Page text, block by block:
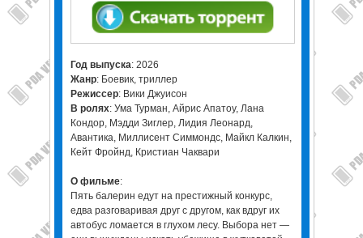
Год выпуска: 2026
Жанр: Боевик, триллер
Режиссер: Вики Джуисон
В ролях: Ума Турман, Айрис Апатоу, Лана
Кондор, Мэдди Зиглер, Лидия Леонард,
Авантика, Миллисент Симмондс, Майкл Калкин,
Кейт Фройнд, Кристиан Чаквари
О фильме:
Пять балерин едут на престижный конкурс,
едва разговаривая друг с другом, как вдруг их
автобус ломается в глухом лесу. Выбора нет —